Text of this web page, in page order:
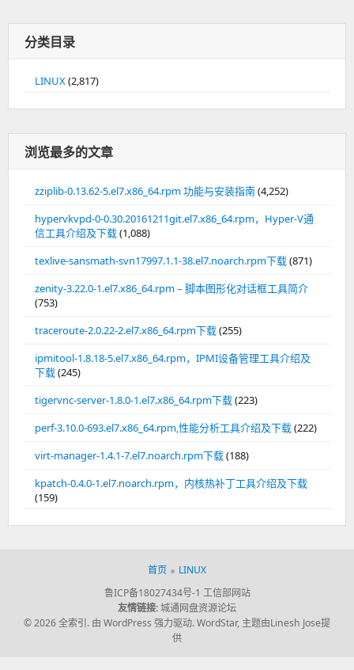
分类目录
LINUX(2,817)
浏览最多的文章
zziplib-0.13.62-5.el7.x86_64.rpm 功能与安装指南(4,252)
hypervkvpd-0-0.30.20161211git.el7.x86_64.rpm，Hyper-V通
信工具介绍及下载(1,088)
texlive-sansmath-svn17997.1.1-38.el7.noarch.rpm下载(871)
zenity-3.22.0-1.el7.x86_64.rpm – 脚本图形化对话框工具简介
(753)
traceroute-2.0.22-2.el7.x86_64.rpm下载(255)
ipmitool-1.8.18-5.el7.x86_64.rpm，IPMI设备管理工具介绍及
下载(245)
tigervnc-server-1.8.0-1.el7.x86_64.rpm下载(223)
perf-3.10.0-693.el7.x86_64.rpm,性能分析工具介绍及下载(222)
virt-manager-1.4.1-7.el7.noarch.rpm下载(188)
kpatch-0.4.0-1.el7.noarch.rpm，内核热补丁工具介绍及下载
(159)
首页
LINUX
鲁ICP备18027434号-1 工信部网站
友情链接:城通网盘资源论坛
© 2026 全索引. 由 WordPress 强力驱动.WordStar, 主题由Linesh Jose提
供